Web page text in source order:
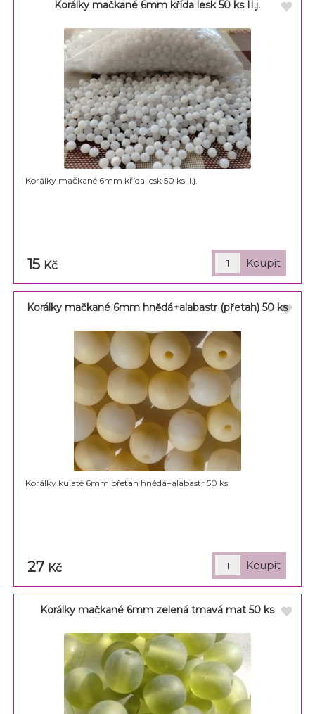
Korálky mačkané 6mm křída lesk 50 ks II.j.
Korálky mačkané 6mm křída lesk 50 ks II.j.
15 Kč
Korálky mačkané 6mm hnědá+alabastr (přetah) 50 ks
Korálky kulaté 6mm přetah hnědá+alabastr 50 ks
27 Kč
Korálky mačkané 6mm zelená tmavá mat 50 ks